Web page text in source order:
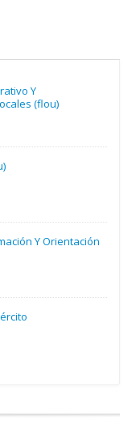
Y
(flou)
Y Orientación